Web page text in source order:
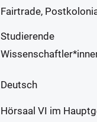
Fairtrade,
Studierende
Deutsch
Hörsaal VI im